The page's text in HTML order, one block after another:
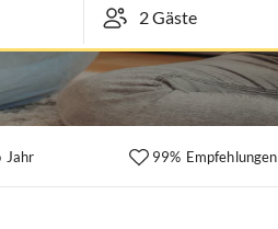
Jahr 99% Empfehlungen